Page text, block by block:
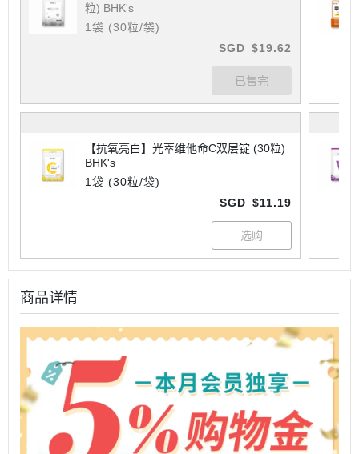
粒) BHK's
1袋 (30粒/袋)
SGD $19.62
【抗氧亮白】光萃维他命C双层锭 (30粒)
BHK's
1袋 (30粒/袋)
SGD $11.19
商品详情